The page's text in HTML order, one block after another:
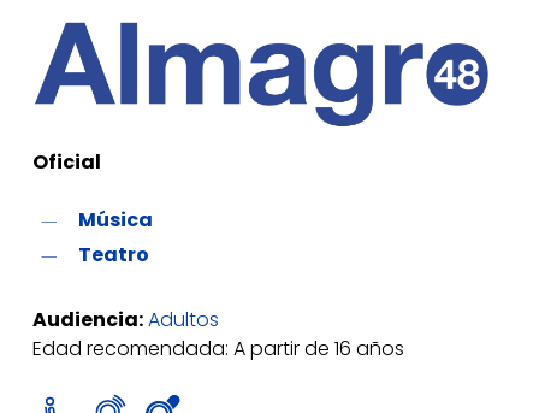
Oficial
Música
Teatro
Audiencia:Adultos
Edad recomendada: A partir de 16 años